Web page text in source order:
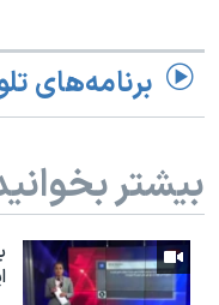
برنامه‌های
بیشتر